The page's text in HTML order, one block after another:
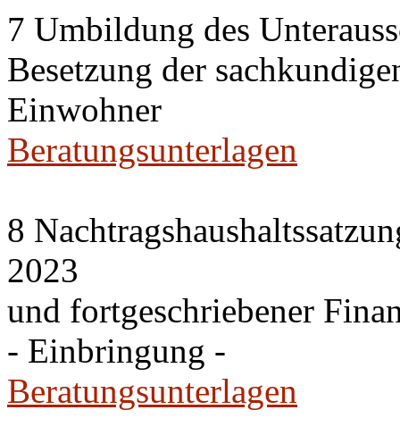
7 Umbildung des
Besetzung der
Einwohner
Beratungsunterlagen
8
2023
und fortgeschriebener
- Einbringung -
Beratungsunterlagen